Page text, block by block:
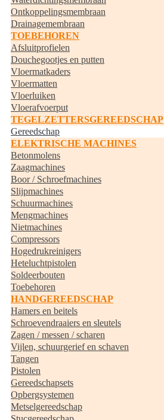
Ontkoppelingsmembraan
Drainagemembraan
TOEBEHOREN
Afsluitprofielen
Douchegootjes en putten
Vloermatkaders
Vloermatten
Vloerluiken
Vloerafvoerput
TEGELZETTERSGEREEDSCHAP
Gereedschap
ELEKTRISCHE MACHINES
Betonmolens
Zaagmachines
Boor / Schroefmachines
Slijpmachines
Schuurmachines
Mengmachines
Nietmachines
Compressors
Hogedrukreinigers
Heteluchtpistolen
Soldeerbouten
Toebehoren
HANDGEREEDSCHAP
Hamers en beitels
Schroevendraaiers en sleutels
Zagen / messen / scharen
Vijlen, schuurgerief en schaven
Tangen
Pistolen
Gereedschapsets
Opbergsystemen
Metselgereedschap